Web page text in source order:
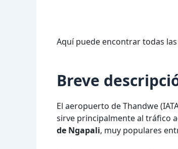
Aquí puede encontrar todas las
Breve
El aeropuerto de Thandwe
sirve principalmente al tráfico
de Ngapali, muy populares